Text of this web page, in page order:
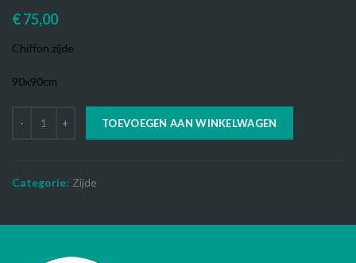
€75,00
Chiffon zijde
90x90cm
TOEVOEGEN AAN WINKELWAGEN
Categorie: Zijde